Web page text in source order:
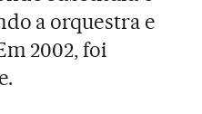
a orquestra e
2002, foi